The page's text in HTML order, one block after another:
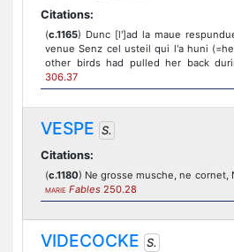
Citations:
(c.1165) Dunc [l']ad la maue
venue Senz cel usteil qui l'a huni
other birds had pulled her back
306.37
VESPE S.
Citations:
(c.1180) Ne grosse musche, ne cornet,
MARIE Fables 250.28
VIDECOCKE S.